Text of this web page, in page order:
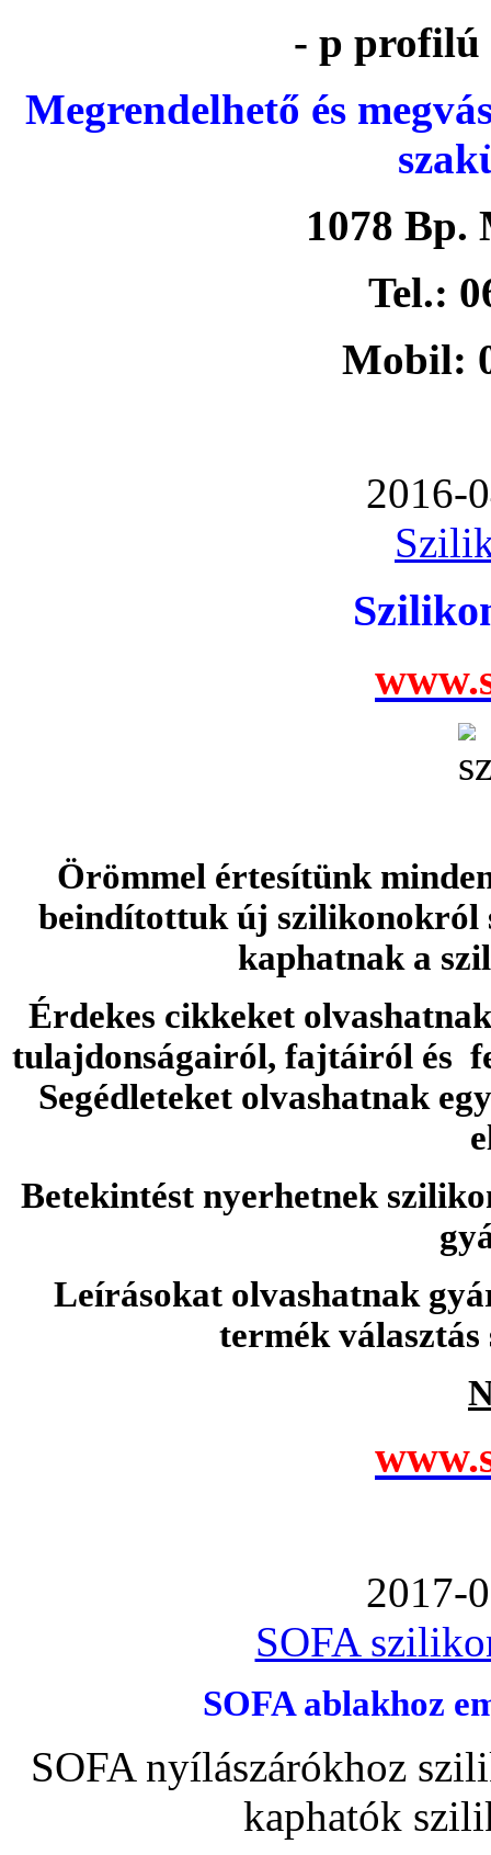
- p profilú
Megrendelhető és
1078 Bp.
Tel.:
Mobil:
2016-
Örömmel értesítünk
beindítottuk új szilikonokról
kaphatnak a
Érdekes cikkeket
tulajdonságairól, fajtáiról és
Segédleteket olvashatnak
Betekintést nyerhetnek
Leírásokat olvashatnak
termék
2017-
SOFA
SOFA ablakhoz
SOFA nyílászárókhoz
kaphatók